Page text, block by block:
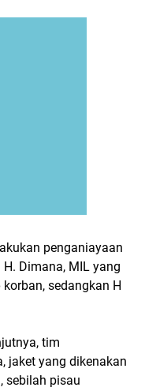
penganiayaan
Dimana, MIL yang
sedangkan H
tim
jaket yang dikenakan
sebilah pisau